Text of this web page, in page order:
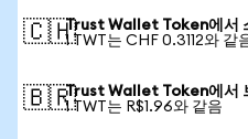
🇨🇭Trust Wallet Token에서
1 TWT는 CHF 0.3112와 같
🇧🇷Trust Wallet Token에서
1 TWT는 R$1.96와 같음